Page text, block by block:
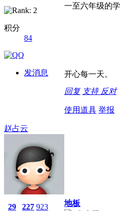
积分
84
发消息
一至六年级的
开心每一天。
回复 支持 反对
使用道具 举报
赵占云
29 227 923
地板